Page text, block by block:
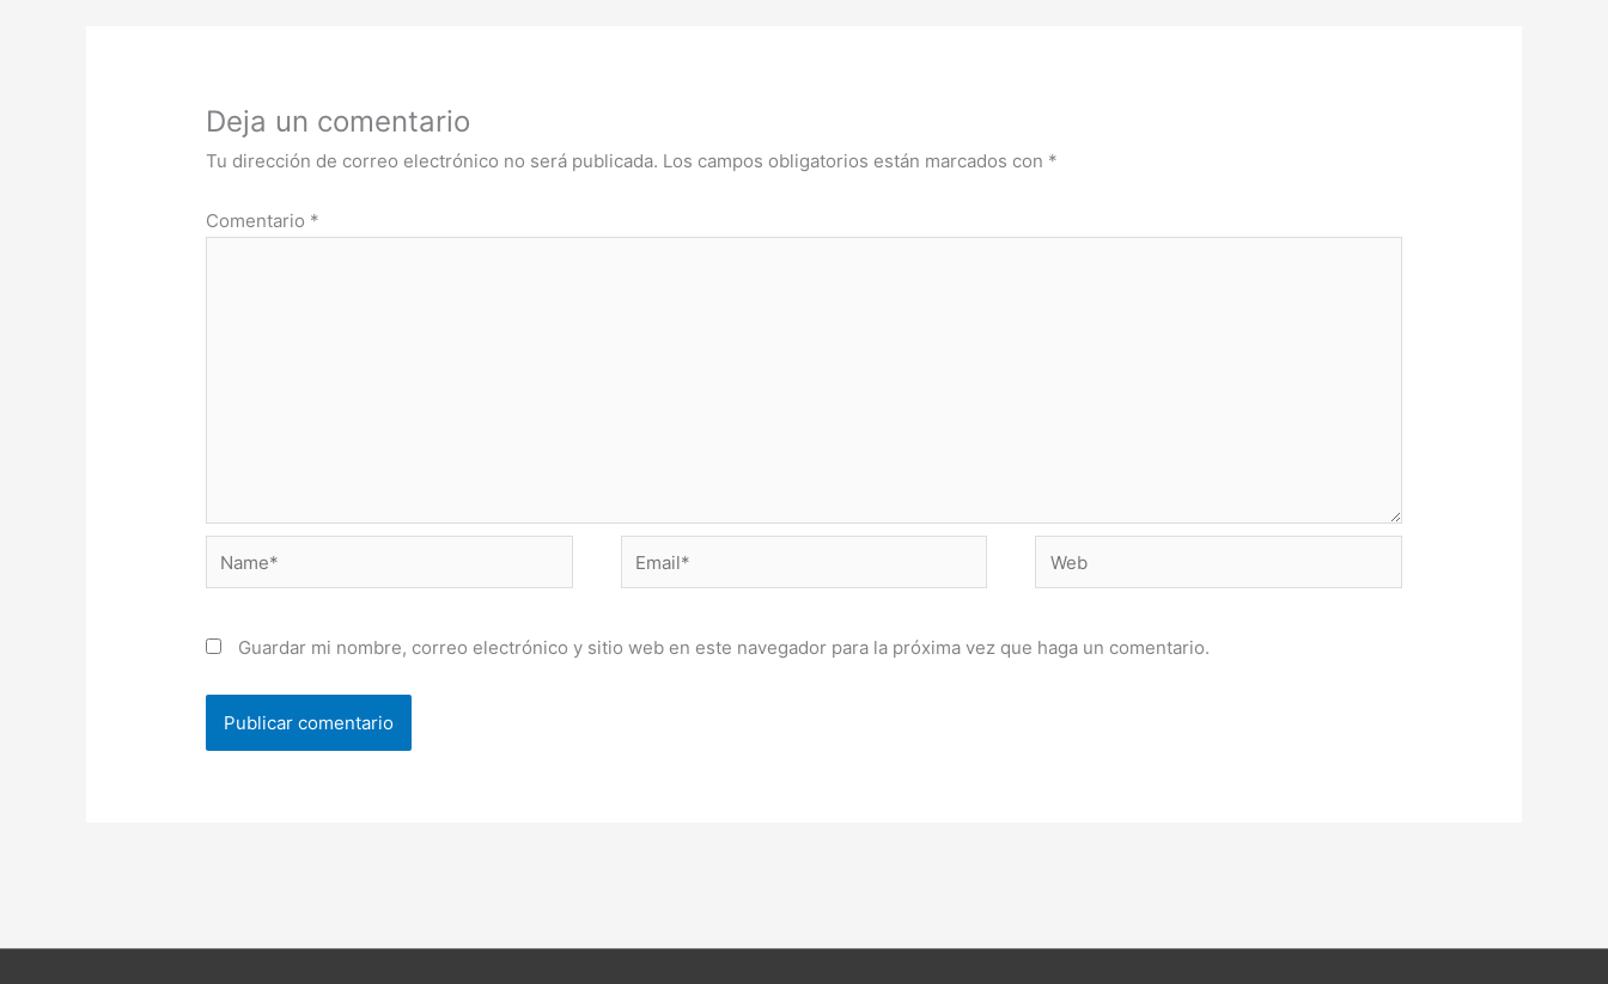
Deja un comentario
Tu dirección de correo electrónico no será publicada. Los campos obligatorios están marcados con *
Comentario *
Name* Email* Web
Guardar mi nombre, correo electrónico y sitio web en este navegador para la próxima vez que haga un comentario.